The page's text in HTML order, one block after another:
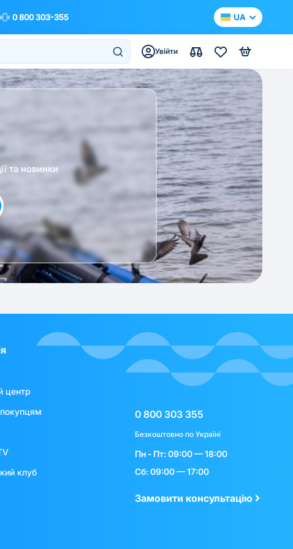
0 800 303-355 UA
Увійти
та новинки
центр
клуб
0 800 303 355
Безкоштовно по Україні
Пн - Пт: 09:00 — 18:00
Сб: 09:00 — 17:00
Замовити консультацію